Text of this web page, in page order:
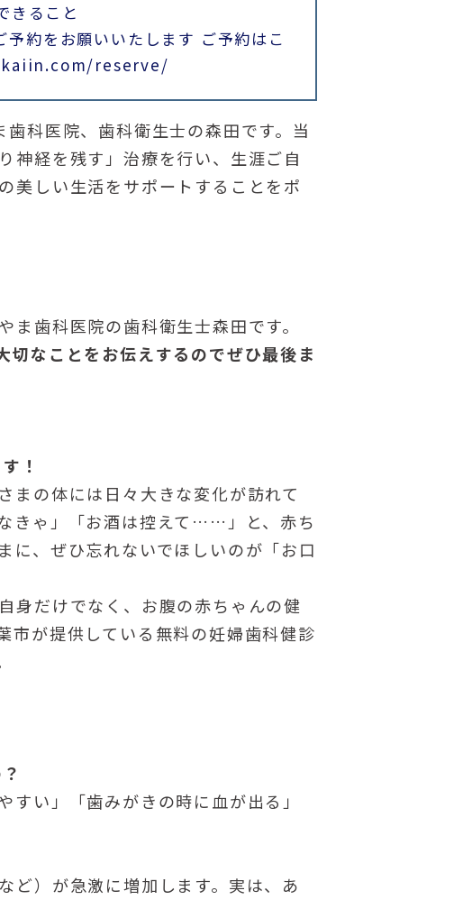
きること
約をお願いいたします ご予約はこ
reserve/
科医院、歯科衛生士の森田です。当
神経を残す」治療を行い、生涯ご自
美しい生活をサポートすることをポ
歯科医院の歯科衛生士森田です。
切なことをお伝えするのでぜひ最後ま
！
まの体には日々大きな変化が訪れて
きゃ」「お酒は控えて……」と、赤ち
に、ぜひ忘れないでほしいのが「お口
身だけでなく、お腹の赤ちゃんの健
市が提供している無料の妊婦歯科健診
すい」「歯みがきの時に血が出る」
ど）が急激に増加します。実は、あ